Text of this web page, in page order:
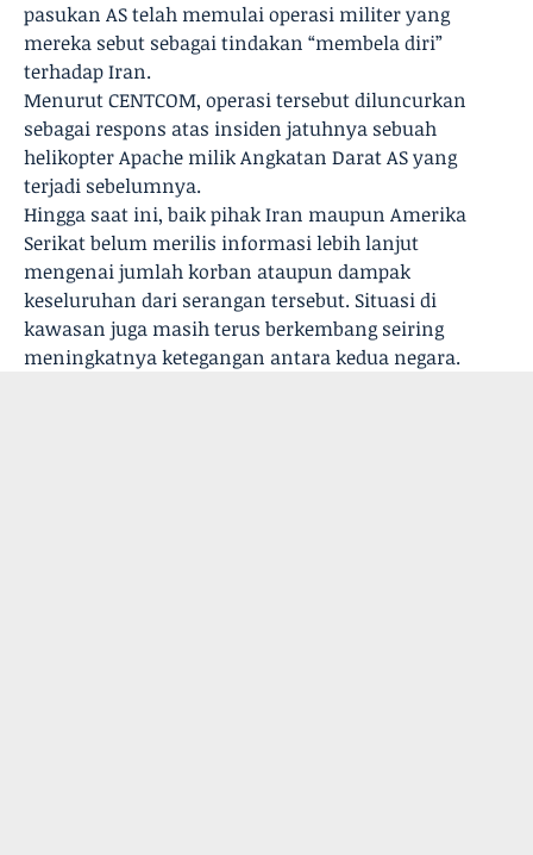
pasukan AS telah memulai operasi militer yang
mereka sebut sebagai tindakan “membela diri”
terhadap Iran.
Menurut CENTCOM, operasi tersebut diluncurkan
sebagai respons atas insiden jatuhnya sebuah
helikopter Apache milik Angkatan Darat AS yang
terjadi sebelumnya.
Hingga saat ini, baik pihak Iran maupun Amerika
Serikat belum merilis informasi lebih lanjut
mengenai jumlah korban ataupun dampak
keseluruhan dari serangan tersebut. Situasi di
kawasan juga masih terus berkembang seiring
meningkatnya ketegangan antara kedua negara.